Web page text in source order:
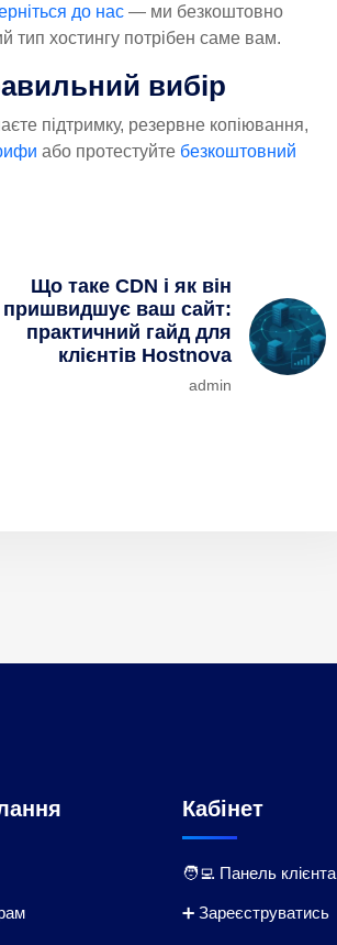
до нас — ми безкоштовно
тип хостингу потрібен саме вам.
вибір
підтримку, резервне копіювання,
або протестуйте безкоштовний
Що таке CDN і як він
пришвидшує ваш сайт:
практичний гайд для
клієнтів Hostnova
admin
Кабінет
🧑‍💻 Панель клієнта
➕ Зареєструватись